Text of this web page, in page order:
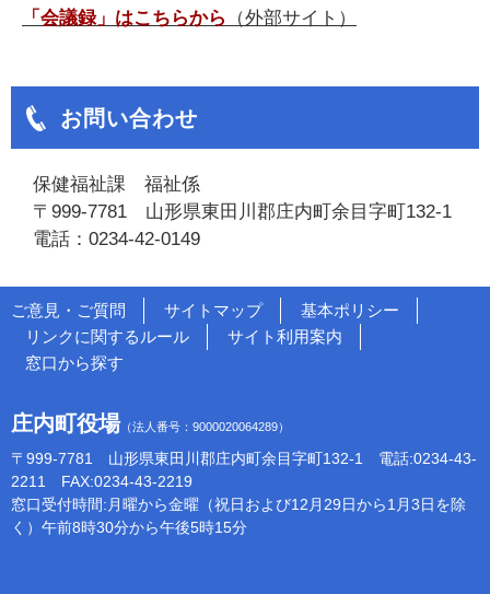
「会議録」はこちらから
（外部サイト）
お問い合わせ
保健福祉課 福祉係
〒999-7781 山形県東田川郡庄内町余目字町132-1
電話：0234-42-0149
ご意見・ご質問 サイトマップ
基本ポリシー
リンクに関するルール
サイト利用案内
窓口から探す
庄内町役場（法人番号：9000020064289）
〒999-7781 山形県東田川郡庄内町余目字町132-1 電話:0234-43-
2211 FAX:0234-43-2219
窓口受付時間:月曜から金曜（祝日および12月29日から1月3日を除
く）午前8時30分から午後5時15分